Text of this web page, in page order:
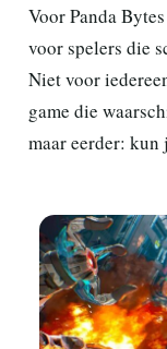
Voor Panda
voor spelers die
Niet voor
game die
maar eerder: kun